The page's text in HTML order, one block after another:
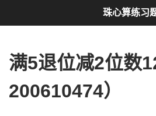
满5退位减2位数
200610474）
珠心算练习